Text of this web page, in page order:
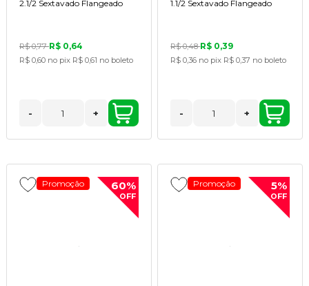
2.1/2 Sextavado Flangeado
R$ 0,77R$ 0,64
R$ 0,60 no pix R$ 0,61 no boleto
- +
1.1/2 Sextavado Flangeado
R$ 0,48R$ 0,39
R$ 0,36 no pix R$ 0,37 no boleto
- +
Promoção 60%
OFF
Promoção 5%
OFF